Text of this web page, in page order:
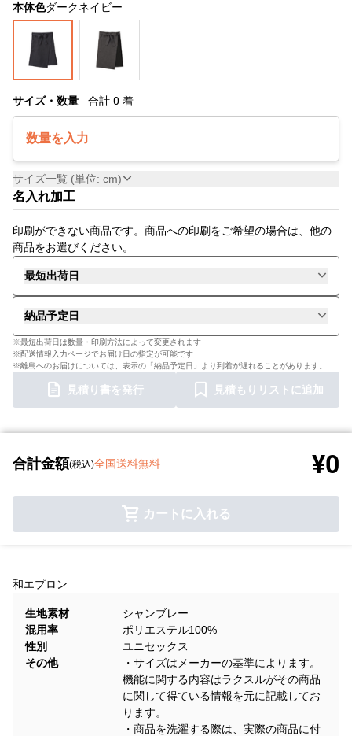
本体色ダークネイビー
サイズ・数量 合計 0 着
数量を入力
サイズ一覧 (単位: cm)
名入れ加工
印刷ができない商品です。商品への印刷をご希望の場合は、他の
商品をお選びください。
最短出荷日
納品予定日
※最短出荷日は数量・印刷方法によって変更されます
※配送情報入力ページでお届け日の指定が可能です
※離島へのお届けについては、表示の「納品予定日」より到着が遅れることがあります。
見積り書を発行 見積もりリストに追加
合計金額(税込)全国送料無料 ¥0
カートに入れる
和エプロン
生地素材
シャンブレー
混用率
ポリエステル100%
性別
ユニセックス
その他
・サイズはメーカーの基準によります。
機能に関する内容はラクスルがその商品
に関して得ている情報を元に記載してお
ります。
・商品を洗濯する際は、実際の商品に付